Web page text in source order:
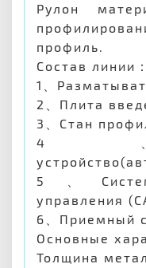
Рулон
профиль.
Состав линии：
1、
2、Плита
3、Стан
4、
5、
управления
6、Приемный
Основные
Толщина